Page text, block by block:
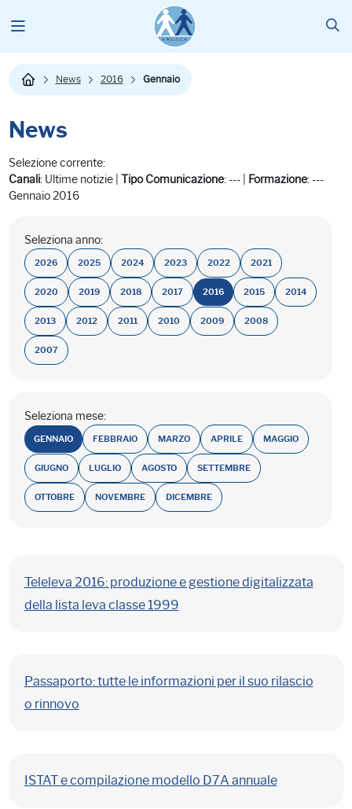
News 2016 Gennaio
News
Selezione corrente:
Canali: Ultime notizie | Tipo Comunicazione: --- | Formazione: ---
Gennaio 2016
Seleziona anno:
2026 2025 2024 2023 2022 2021
2020 2019 2018 2017 2016 2015 2014
2013 2012 2011 2010 2009 2008
2007
Seleziona mese:
GENNAIO FEBBRAIO MARZO APRILE MAGGIO
GIUGNO LUGLIO AGOSTO SETTEMBRE
OTTOBRE NOVEMBRE DICEMBRE
Teleleva 2016: produzione e gestione digitalizzata
della lista leva classe 1999
Passaporto: tutte le informazioni per il suo rilascio
o rinnovo
ISTAT e compilazione modello D7A annuale